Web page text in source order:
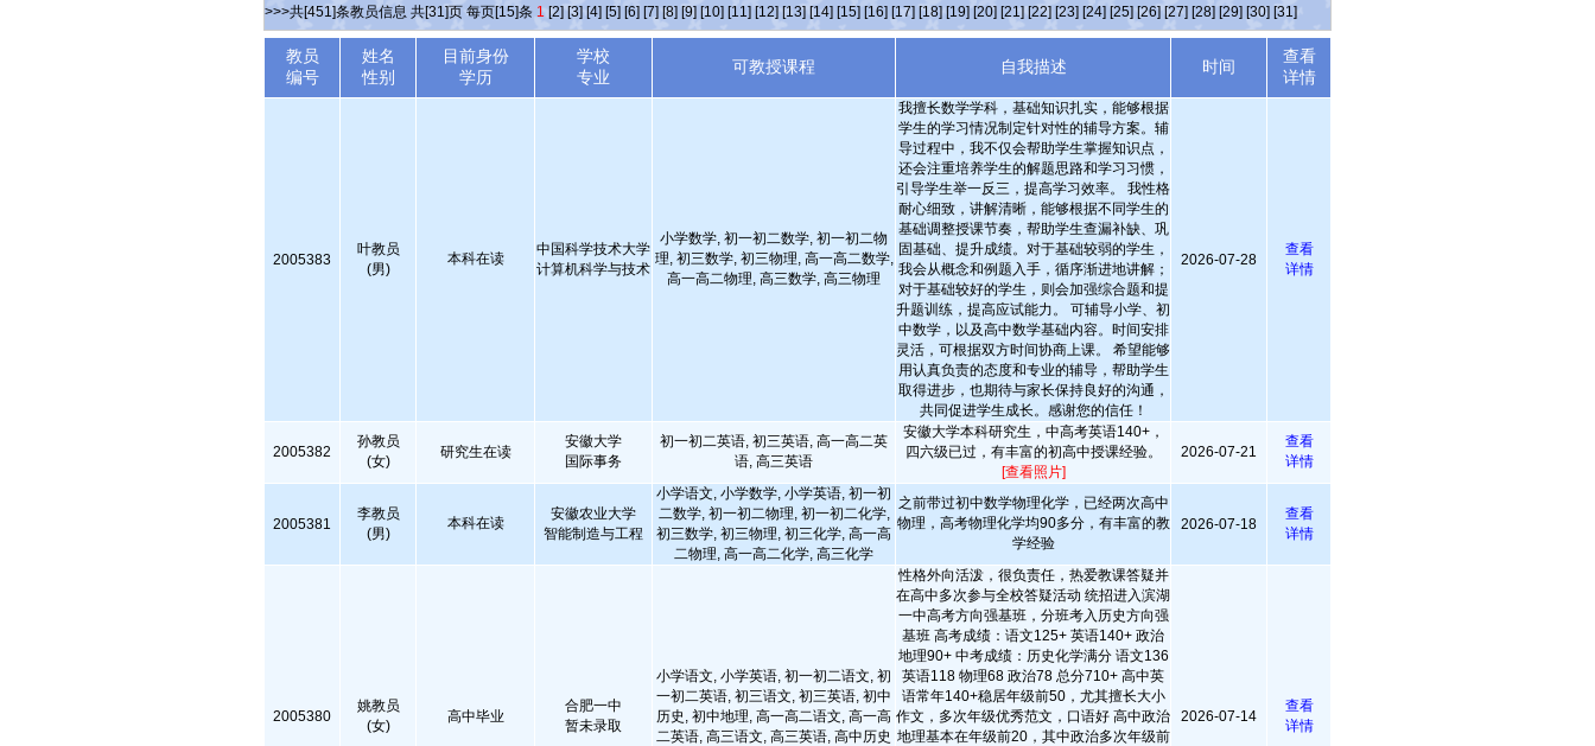
>>>共[451]条教员信息 共[31]页 每页[15]条 1 [2] [3] [4] [5] [6] [7] [8] [9] [10] [11] [12] [13] [14] [15] [16] [17] [18] [19] [20] [21] [22] [23] [24] [25] [26] [27] [28] [29] [30] [31]
教员
编号
姓名
性别
目前身份
学历
学校
专业
可教授课程 自我描述 时间
查看
详情
2005383
叶教员
(男)
本科在读
中国科学技术大学
计算机科学与技术
小学数学, 初一初二数学, 初一初二物
理, 初三数学, 初三物理, 高一高二数学,
高一高二物理, 高三数学, 高三物理
我擅长数学学科，基础知识扎实，能够根据
学生的学习情况制定针对性的辅导方案。辅
导过程中，我不仅会帮助学生掌握知识点，
还会注重培养学生的解题思路和学习习惯，
引导学生举一反三，提高学习效率。 我性格
耐心细致，讲解清晰，能够根据不同学生的
基础调整授课节奏，帮助学生查漏补缺、巩
固基础、提升成绩。对于基础较弱的学生，
我会从概念和例题入手，循序渐进地讲解；
对于基础较好的学生，则会加强综合题和提
升题训练，提高应试能力。 可辅导小学、初
中数学，以及高中数学基础内容。时间安排
灵活，可根据双方时间协商上课。 希望能够
用认真负责的态度和专业的辅导，帮助学生
取得进步，也期待与家长保持良好的沟通，
共同促进学生成长。感谢您的信任！
2026-07-28
查看
详情
2005382
孙教员
(女)
研究生在读
安徽大学
国际事务
初一初二英语, 初三英语, 高一高二英
语, 高三英语
安徽大学本科研究生，中高考英语140+，
四六级已过，有丰富的初高中授课经验。
[查看照片]
2026-07-21
查看
详情
2005381
李教员
(男)
本科在读
安徽农业大学
智能制造与工程
小学语文, 小学数学, 小学英语, 初一初
二数学, 初一初二物理, 初一初二化学,
初三数学, 初三物理, 初三化学, 高一高
二物理, 高一高二化学, 高三化学
之前带过初中数学物理化学，已经两次高中
物理，高考物理化学均90多分，有丰富的教
学经验
2026-07-18
查看
详情
2005380
姚教员
(女)
高中毕业
合肥一中
暂未录取
小学语文, 小学英语, 初一初二语文, 初
一初二英语, 初三语文, 初三英语, 初中
历史, 初中地理, 高一高二语文, 高一高
二英语, 高三语文, 高三英语, 高中历史
性格外向活泼，很负责任，热爱教课答疑并
在高中多次参与全校答疑活动 统招进入滨湖
一中高考方向强基班，分班考入历史方向强
基班 高考成绩：语文125+ 英语140+ 政治
地理90+ 中考成绩：历史化学满分 语文136
英语118 物理68 政治78 总分710+ 高中英
语常年140+稳居年级前50，尤其擅长大小
作文，多次年级优秀范文，口语好 高中政治
地理基本在年级前20，其中政治多次年级前
2026-07-14
查看
详情